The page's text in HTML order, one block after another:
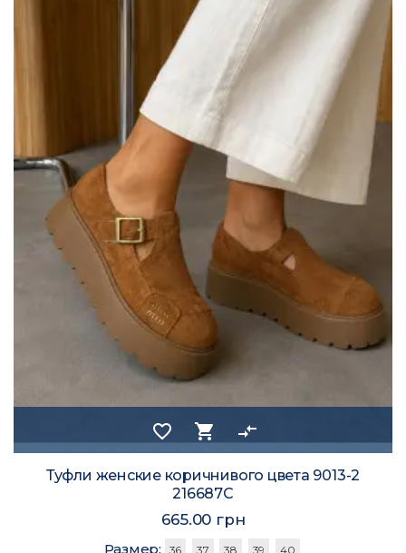
favorite_border shopping_cart compare_arrows
Туфли женские коричнивого цвета 9013-2
216687C
665.00 грн
Размер: 36 37 38 39 40